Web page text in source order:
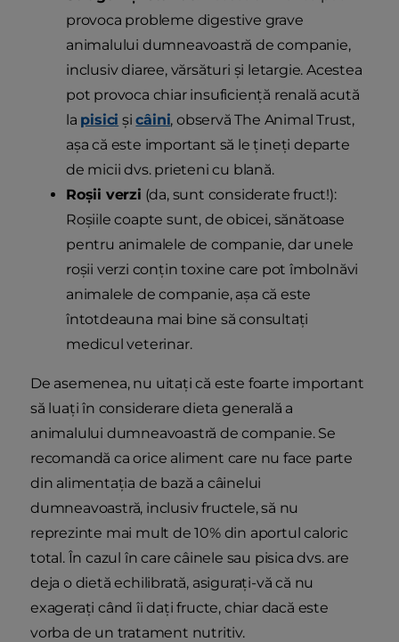
provoca probleme digestive grave
animalului dumneavoastră de companie,
inclusiv diaree, vărsături și letargie. Acestea
pot provoca chiar insuficiență renală acută
la pisici șicâini, observă The Animal Trust,
așa că este important să le țineți departe
de micii dvs. prieteni cu blană.
Roșii verzi (da, sunt considerate fruct!):
Roșiile coapte sunt, de obicei, sănătoase
pentru animalele de companie, dar unele
roșii verzi conțin toxine care pot îmbolnăvi
animalele de companie, așa că este
întotdeauna mai bine să consultați
medicul veterinar.
De asemenea, nu uitați că este foarte important
să luați în considerare dieta generală a
animalului dumneavoastră de companie. Se
recomandă ca orice aliment care nu face parte
din alimentația de bază a câinelui
dumneavoastră, inclusiv fructele, să nu
reprezinte mai mult de 10% din aportul caloric
total. În cazul în care câinele sau pisica dvs. are
deja o dietă echilibrată, asigurați-vă că nu
exagerați când îi dați fructe, chiar dacă este
vorba de un tratament nutritiv.